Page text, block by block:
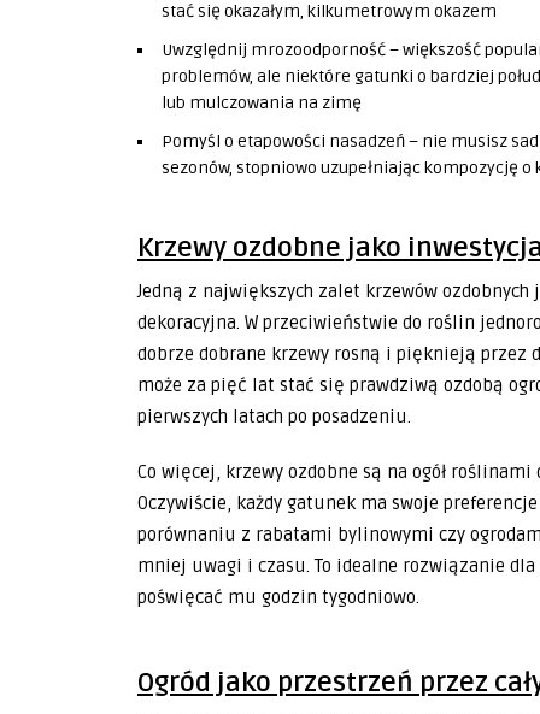
stać się okazałym, kilkumetrowym okazem
Uwzględnij mrozoodporność – większość
problemów, ale niektóre gatunki o bardziej
lub mulczowania na zimę
Pomyśl o etapowości nasadzeń – nie musisz
sezonów, stopniowo uzupełniając kompozycję
Krzewy ozdobne jako
Jedną z największych zalet krzewów
dekoracyjna. W przeciwieństwie do roślin
dobrze dobrane krzewy rosną i pięknieją przez
może za pięć lat stać się prawdziwą ozdobą
pierwszych latach po posadzeniu.
Co więcej, krzewy ozdobne są na ogół
Oczywiście, każdy gatunek ma swoje
porównaniu z rabatami bylinowymi czy
mniej uwagi i czasu. To idealne rozwiązanie
poświęcać mu godzin tygodniowo.
Ogród jako przestrzeń przez